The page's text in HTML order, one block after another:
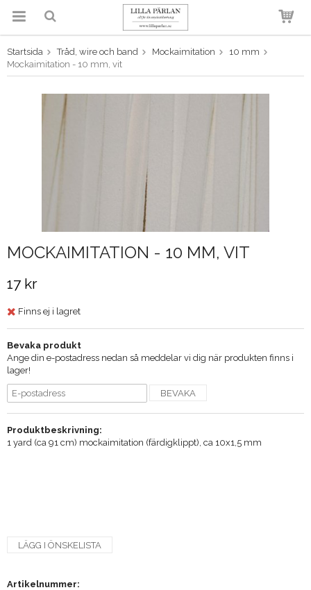
Produkten har blivit tillagd i
Startsida Tråd, wire och band Mockaimitation
10 mm
Mockaimitation - 10 mm, vit
MOCKAIMITATION - 10 MM, VIT
17 kr
Finns ej i lagret
Bevaka produkt
Ange din e-postadress nedan så meddelar vi dig när produkten finns i
lager!
BEVAKA
Produktbeskrivning:
1 yard (ca 91 cm) mockaimitation (färdigklippt), ca 10x1,5 mm
LÄGG I ÖNSKELISTA
Artikelnummer: